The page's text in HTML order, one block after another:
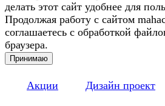
делать этот сайт удобнее для
Продолжая работу с сайтом
соглашаетесь с обработкой
браузера.
Принимаю
Акции Дизайн проект